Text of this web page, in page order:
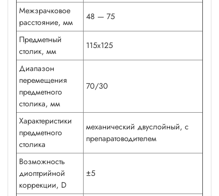
Межзрачковое
расстояние, мм
48 — 75
Предметный
столик, мм
115x125
Диапазон
перемещения
предметного
столика, мм
70/30
Характеристики
предметного
столика
механический двуслойный, с
препаратоводителем
Возможность
диоптрийной
коррекции, D
±5